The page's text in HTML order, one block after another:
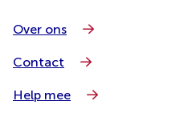
Over ons
Contact
Help mee